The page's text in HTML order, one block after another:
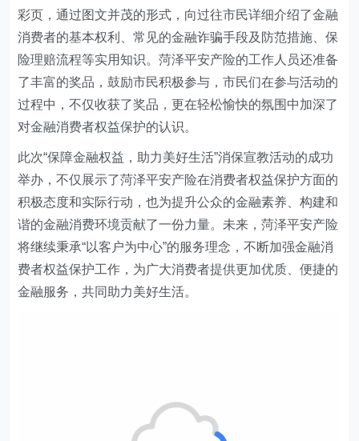
彩页，通过图文并茂的形式，向过往市民详细介绍了金融
消费者的基本权利、常见的金融诈骗手段及防范措施、保
险理赔流程等实用知识。菏泽平安产险的工作人员还准备
了丰富的奖品，鼓励市民积极参与，市民们在参与活动的
过程中，不仅收获了奖品，更在轻松愉快的氛围中加深了
对金融消费者权益保护的认识。
此次“保障金融权益，助力美好生活”消保宣教活动的成功
举办，不仅展示了菏泽平安产险在消费者权益保护方面的
积极态度和实际行动，也为提升公众的金融素养、构建和
谐的金融消费环境贡献了一份力量。未来，菏泽平安产险
将继续秉承“以客户为中心”的服务理念，不断加强金融消
费者权益保护工作，为广大消费者提供更加优质、便捷的
金融服务，共同助力美好生活。